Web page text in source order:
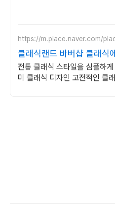
https://m.place.naver.com/
클래식랜드 바버샵 클래식
입히다
전통 클래식 스타일을 심플하게
미 클래식 디자인 고전적인 클